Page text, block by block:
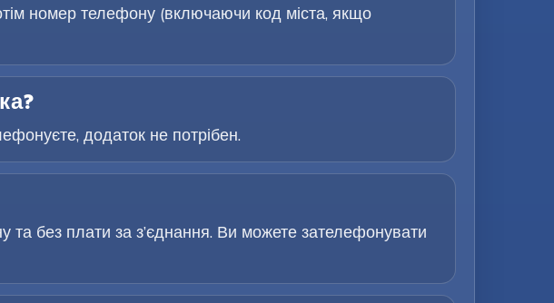
номер телефону (включаючи код міста, якщо
додаток не потрібен.
без плати за з’єднання. Ви можете зателефонувати